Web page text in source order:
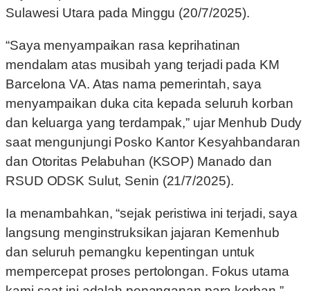
Sulawesi Utara pada Minggu (20/7/2025).
“Saya menyampaikan rasa keprihatinan
mendalam atas musibah yang terjadi pada KM
Barcelona VA. Atas nama pemerintah, saya
menyampaikan duka cita kepada seluruh korban
dan keluarga yang terdampak,” ujar Menhub Dudy
saat mengunjungi Posko Kantor Kesyahbandaran
dan Otoritas Pelabuhan (KSOP) Manado dan
RSUD ODSK Sulut, Senin (21/7/2025).
Ia menambahkan, “sejak peristiwa ini terjadi, saya
langsung menginstruksikan jajaran Kemenhub
dan seluruh pemangku kepentingan untuk
mempercepat proses pertolongan. Fokus utama